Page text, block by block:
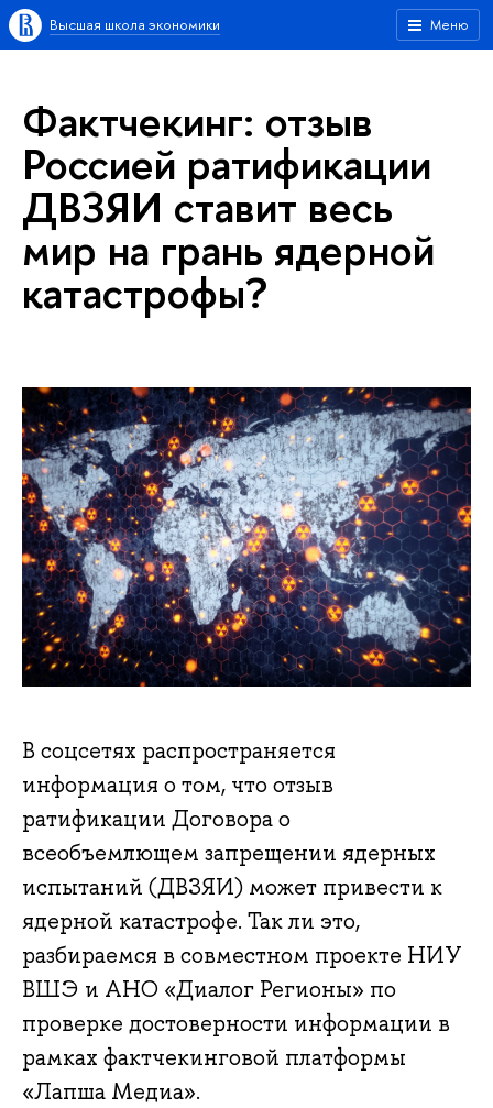
Меню
Высшая школа экономики
Фактчекинг: отзыв
Россией ратификации
ДВЗЯИ ставит весь
мир на грань ядерной
катастрофы?
В соцсетях распространяется
информация о том, что отзыв
ратификации Договора о
всеобъемлющем запрещении ядерных
испытаний (ДВЗЯИ) может привести к
ядерной катастрофе. Так ли это,
разбираемся в совместном проекте НИУ
ВШЭ и АНО «Диалог Регионы» по
проверке достоверности информации в
рамках фактчекинговой платформы
«Лапша Медиа».